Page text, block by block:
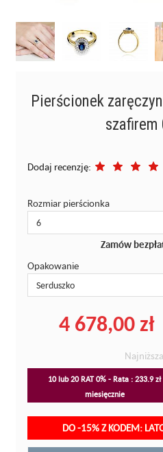
Pierścionek
szafirem
Dodaj recenzję:
Rozmiar pierścionka
6
Zamów
Opakowanie
Serduszko
4 678,00 zł
10 lub 20 RAT 0% - Rata : 233.9 zł
miesięcznie
DO -15% Z KODEM: